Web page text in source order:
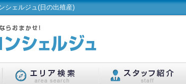
シェルジュ(日の出殖産)